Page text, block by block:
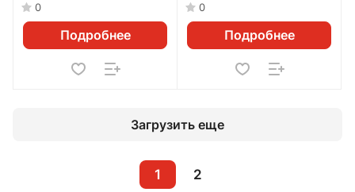
0
Подробнее
0
Подробнее
Загрузить еще
1 2